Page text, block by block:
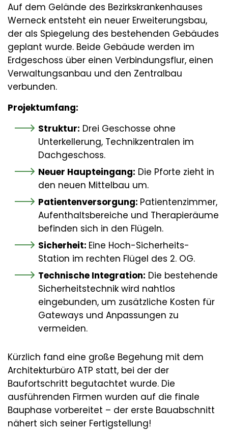
Auf dem Gelände des Bezirkskrankenhauses
Werneck entsteht ein neuer Erweiterungsbau,
der als Spiegelung des bestehenden Gebäudes
geplant wurde. Beide Gebäude werden im
Erdgeschoss über einen Verbindungsflur, einen
Verwaltungsanbau und den Zentralbau
verbunden.
Projektumfang:
Struktur: Drei Geschosse ohne
Unterkellerung, Technikzentralen im
Dachgeschoss.
Neuer Haupteingang: Die Pforte zieht in
den neuen Mittelbau um.
Patientenversorgung: Patientenzimmer,
Aufenthaltsbereiche und Therapieräume
befinden sich in den Flügeln.
Sicherheit: Eine Hoch-Sicherheits-
Station im rechten Flügel des 2. OG.
Technische Integration: Die bestehende
Sicherheitstechnik wird nahtlos
eingebunden, um zusätzliche Kosten für
Gateways und Anpassungen zu
vermeiden.
Kürzlich fand eine große Begehung mit dem
Architekturbüro ATP statt, bei der der
Baufortschritt begutachtet wurde. Die
ausführenden Firmen wurden auf die finale
Bauphase vorbereitet – der erste Bauabschnitt
nähert sich seiner Fertigstellung!